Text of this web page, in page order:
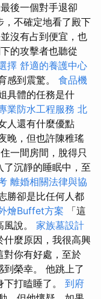
後一個對手退卻
，不確定地看了殿下
沒有占到便宜，也
的攻擊者也聽從
擇 舒適的養護中心
感到震驚。 食品機
具體的任務是什
業防水工程服務 北
人還有什麼優點
晚，但也許陳稚瑤
一間房間，脫得只
沉靜的睡眠中，至
離婚相關法律與協
勝卻是比任何人都
燴Buffet方案 「這
說。 家族墓設計
什麼原因，我很高興
對你有好處，至於
榮幸。 他跳上了
打瞌睡了。 到府